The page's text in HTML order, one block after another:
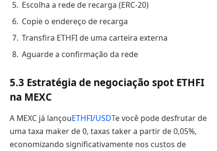
Escolha a rede de recarga (ERC-20)
Copie o endereço de recarga
Transfira ETHFI de uma carteira externa
Aguarde a confirmação da rede
5.3 Estratégia de negociação spot ETHFI
na MEXC
A MEXC já lançouETHFI/USDTe você pode desfrutar de
uma taxa maker de 0, taxas taker a partir de 0,05%,
economizando significativamente nos custos de